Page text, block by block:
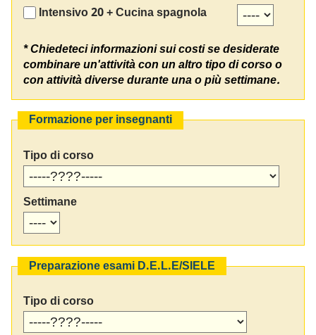
Intensivo 20 + Cucina spagnola
* Chiedeteci informazioni sui costi se desiderate
combinare un'attività con un altro tipo di corso o
con attività diverse durante una o più settimane.
Formazione per insegnanti
Tipo di corso
Settimane
Preparazione esami D.E.L.E/SIELE
Tipo di corso